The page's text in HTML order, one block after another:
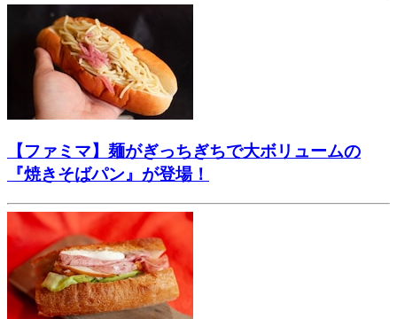
【ファミマ】麺がぎっちぎちで大ボリュームの
『焼きそばパン』が登場！